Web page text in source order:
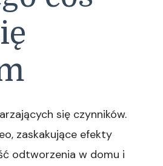
się czynników.
zaskakujące efekty
odtworzenia w domu i